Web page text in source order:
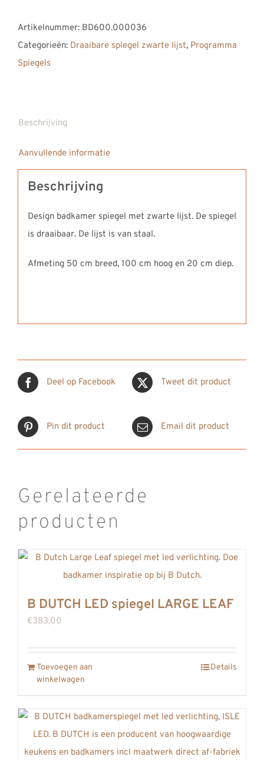
badkamerspiegel
met
zwarte
Artikelnummer: BD600.000036
Categorieën: Draaibare spiegel zwarte lijst, Programma
Spiegels
Beschrijving
Aanvullende informatie
Beschrijving
Design badkamer spiegel met zwarte lijst. De spiegel
is draaibaar. De lijst is van staal.
Afmeting 50 cm breed, 100 cm hoog en 20 cm diep.
Deel op Facebook Tweet dit product
Pin dit product Email dit product
Gerelateerde
producten
B DUTCH LED spiegel LARGE LEAF
€383,00
Toevoegen aan
winkelwagen
Details